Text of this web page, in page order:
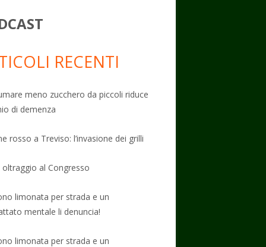
RECENTI
meno zucchero da piccoli riduce
di demenza
rosso a Treviso: l’invasione dei grilli
oltraggio al Congresso
limonata per strada e un
mentale li denuncia!
limonata per strada e un